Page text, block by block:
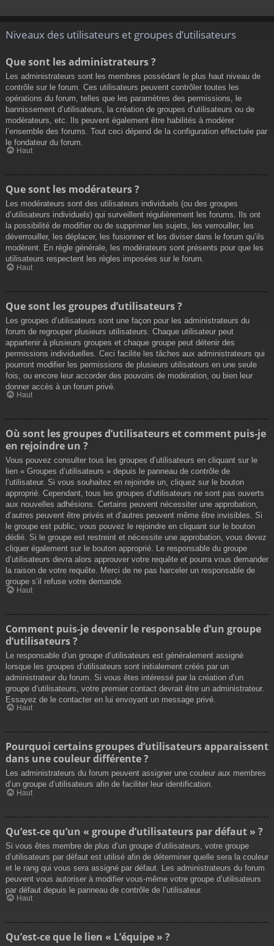
Niveaux des utilisateurs et groupes d’utilisateurs
Que sont les administrateurs ?
Les administrateurs sont les membres possédant le plus haut niveau de
contrôle sur le forum. Ces utilisateurs peuvent contrôler toutes les
opérations du forum, telles que les paramètres des permissions, le
bannissement d’utilisateurs, la création de groupes d’utilisateurs ou de
modérateurs, etc. Ils peuvent également être habilités à modérer
l’ensemble des forums. Tout ceci dépend de la configuration effectuée par
le fondateur du forum.
Haut
Que sont les modérateurs ?
Les modérateurs sont des utilisateurs individuels (ou des groupes
d’utilisateurs individuels) qui surveillent régulièrement les forums. Ils ont
la possibilité de modifier ou de supprimer les sujets, les verrouiller, les
déverrouiller, les déplacer, les fusionner et les diviser dans le forum qu’ils
modèrent. En règle générale, les modérateurs sont présents pour que les
utilisateurs respectent les règles imposées sur le forum.
Haut
Que sont les groupes d’utilisateurs ?
Les groupes d’utilisateurs sont une façon pour les administrateurs du
forum de regrouper plusieurs utilisateurs. Chaque utilisateur peut
appartenir à plusieurs groupes et chaque groupe peut détenir des
permissions individuelles. Ceci facilite les tâches aux administrateurs qui
pourront modifier les permissions de plusieurs utilisateurs en une seule
fois, ou encore leur accorder des pouvoirs de modération, ou bien leur
donner accès à un forum privé.
Haut
Où sont les groupes d’utilisateurs et comment puis-je
en rejoindre un ?
Vous pouvez consulter tous les groupes d’utilisateurs en cliquant sur le
lien « Groupes d’utilisateurs » depuis le panneau de contrôle de
l’utilisateur. Si vous souhaitez en rejoindre un, cliquez sur le bouton
approprié. Cependant, tous les groupes d’utilisateurs ne sont pas ouverts
aux nouvelles adhésions. Certains peuvent nécessiter une approbation,
d’autres peuvent être privés et d’autres peuvent même être invisibles. Si
le groupe est public, vous pouvez le rejoindre en cliquant sur le bouton
dédié. Si le groupe est restreint et nécessite une approbation, vous devez
cliquer également sur le bouton approprié. Le responsable du groupe
d’utilisateurs devra alors approuver votre requête et pourra vous demander
la raison de votre requête. Merci de ne pas harceler un responsable de
groupe s’il refuse votre demande.
Haut
Comment puis-je devenir le responsable d’un groupe
d’utilisateurs ?
Le responsable d’un groupe d’utilisateurs est généralement assigné
lorsque les groupes d’utilisateurs sont initialement créés par un
administrateur du forum. Si vous êtes intéressé par la création d’un
groupe d’utilisateurs, votre premier contact devrait être un administrateur.
Essayez de le contacter en lui envoyant un message privé.
Haut
Pourquoi certains groupes d’utilisateurs apparaissent
dans une couleur différente ?
Les administrateurs du forum peuvent assigner une couleur aux membres
d’un groupe d’utilisateurs afin de faciliter leur identification.
Haut
Qu’est-ce qu’un « groupe d’utilisateurs par défaut » ?
Si vous êtes membre de plus d’un groupe d’utilisateurs, votre groupe
d’utilisateurs par défaut est utilisé afin de déterminer quelle sera la couleur
et le rang qui vous sera assigné par défaut. Les administrateurs du forum
peuvent vous autoriser à modifier vous-même votre groupe d’utilisateurs
par défaut depuis le panneau de contrôle de l’utilisateur.
Haut
Qu’est-ce que le lien « L’équipe » ?